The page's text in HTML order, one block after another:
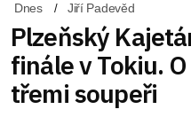
Dnes Jiří Padevěd
Plzeňský
finále v Tokiu.
třemi soupeři